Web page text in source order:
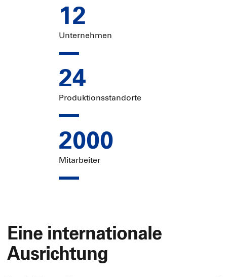
12
Unternehmen
24
Produktionsstandorte
2000
Mitarbeiter
Eine internationale
Ausrichtung